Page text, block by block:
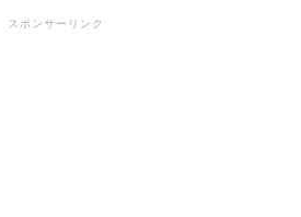
スポンサーリンク